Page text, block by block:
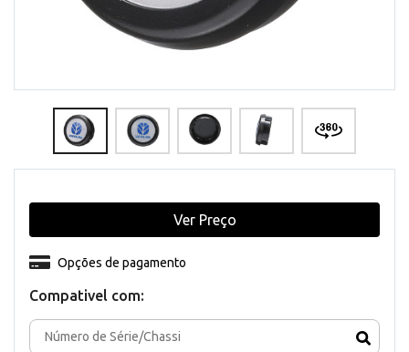
Compativel com:
Opções de pagamento
Ver Preço